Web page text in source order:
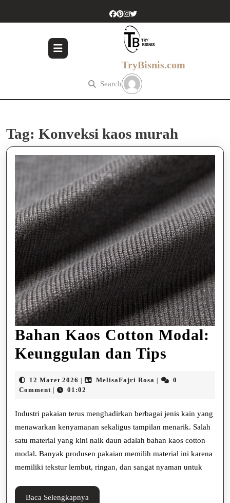
TryBisnis.com
Search
Tag: Konveksi kaos murah
Bahan Kaos Cotton Modal:
Keunggulan dan Tips
Modal:
dan
Tips
12 Maret 2026 12
Maret
| MelisaFajri Rosa MelisaFajri
|
0
Comment | 01:02
Industri pakaian terus menghadirkan berbagai jenis kain yang
menawarkan kenyamanan sekaligus tampilan menarik. Salah
satu material yang kini naik daun adalah bahan kaos cotton
modal. Banyak produsen pakaian memilih material ini karena
memiliki tekstur lembut, ringan, dan sangat nyaman untuk
Baca Selengkapnya